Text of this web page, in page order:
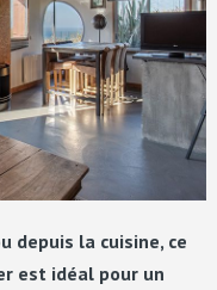
depuis la cuisine, ce
est idéal pour un